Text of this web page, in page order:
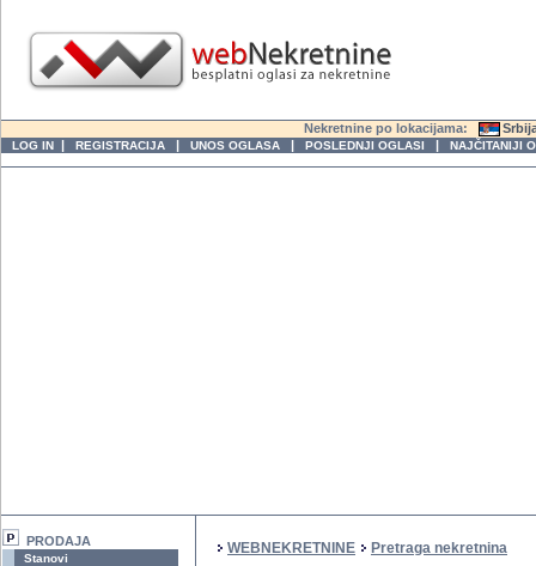
Nekretnine po lokacijama:
LOG IN | REGISTRACIJA | UNOS OGLASA | POSLEDNJI OGLASI | NAJČITANIJI
PRODAJA
Stanovi
WEBNEKRETNINE Pretraga nekretnina